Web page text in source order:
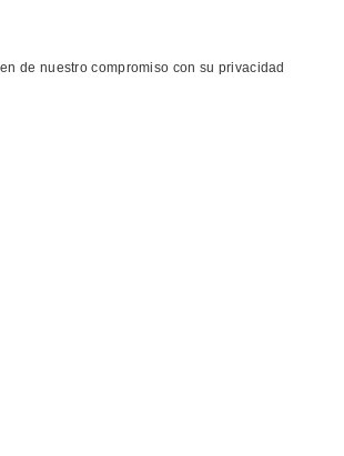
de nuestro compromiso con su privacidad